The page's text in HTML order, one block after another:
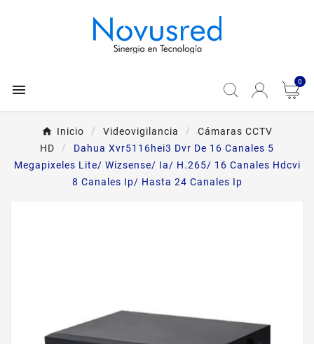
 0
Inicio Videovigilancia
Cámaras CCTV
HD
Dahua Xvr5116hei3 Dvr De 16 Canales 5
Megapixeles Lite/ Wizsense/ Ia/ H.265/ 16 Canales Hdcvi
8 Canales Ip/ Hasta 24 Canales Ip